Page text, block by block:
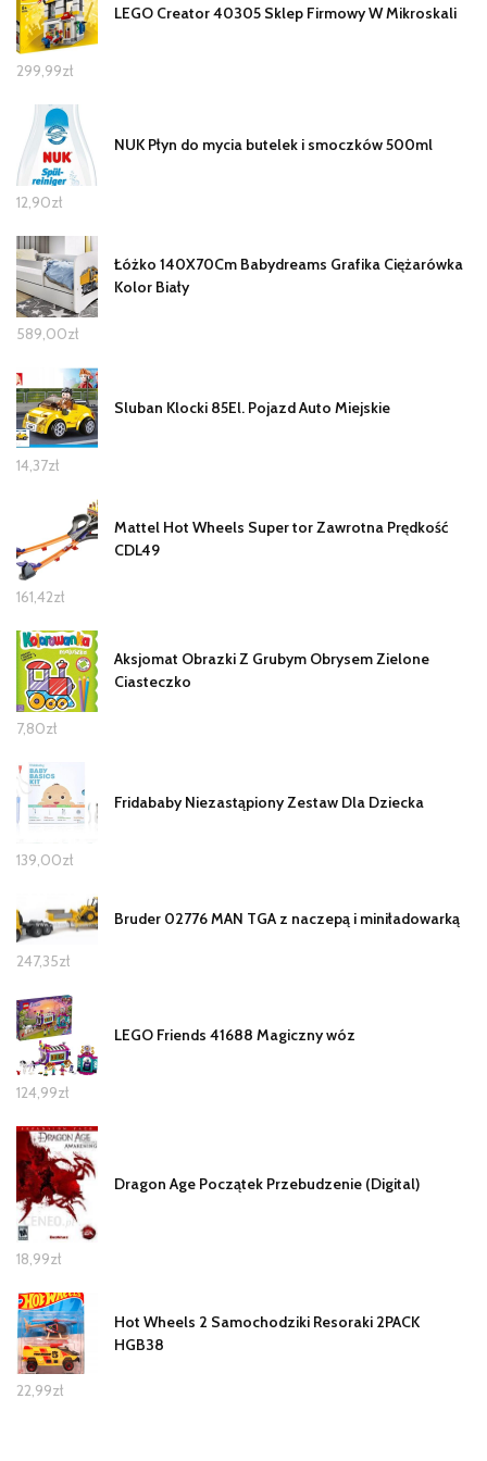
LEGO Creator 40305 Sklep Firmowy W Mikroskali
299,99zł
NUK Płyn do mycia butelek i smoczków 500ml
12,90zł
Łóżko 140X70Cm Babydreams Grafika Ciężarówka
Kolor Biały
589,00zł
Sluban Klocki 85El. Pojazd Auto Miejskie
14,37zł
Mattel Hot Wheels Super tor Zawrotna Prędkość
CDL49
161,42zł
Aksjomat Obrazki Z Grubym Obrysem Zielone
Ciasteczko
7,80zł
Fridababy Niezastąpiony Zestaw Dla Dziecka
139,00zł
Bruder 02776 MAN TGA z naczepą i miniładowarką
247,35zł
LEGO Friends 41688 Magiczny wóz
124,99zł
Dragon Age Początek Przebudzenie (Digital)
18,99zł
Hot Wheels 2 Samochodziki Resoraki 2PACK
HGB38
22,99zł